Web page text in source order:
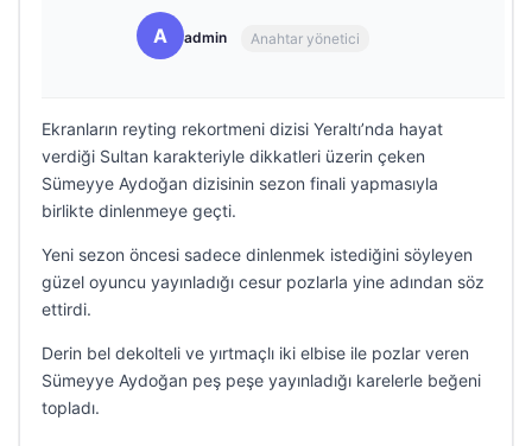
A admin Anahtar yönetici
Ekranların reyting rekortmeni dizisi Yeraltı’nda hayat
verdiği Sultan karakteriyle dikkatleri üzerin çeken
Sümeyye Aydoğan dizisinin sezon finali yapmasıyla
birlikte dinlenmeye geçti.
Yeni sezon öncesi sadece dinlenmek istediğini söyleyen
güzel oyuncu yayınladığı cesur pozlarla yine adından söz
ettirdi.
Derin bel dekolteli ve yırtmaçlı iki elbise ile pozlar veren
Sümeyye Aydoğan peş peşe yayınladığı karelerle beğeni
topladı.